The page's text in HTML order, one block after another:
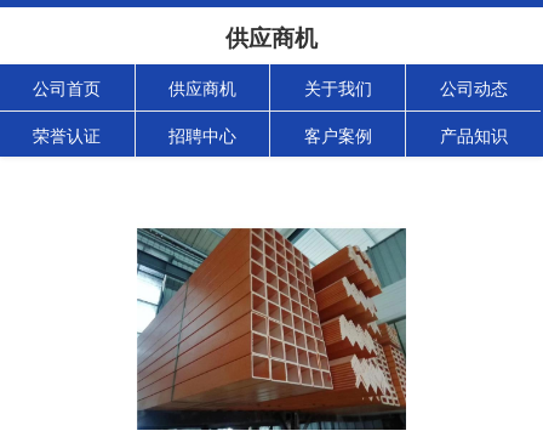
供应商机
公司首页 供应商机 关于我们 公司动态
荣誉认证 招聘中心 客户案例 产品知识